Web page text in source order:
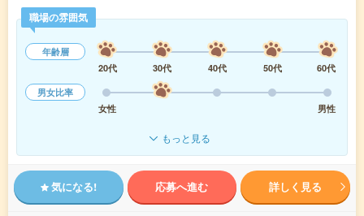
職場の雰囲気
年齢層
20代
30代 40代 50代
60代
男女比率
女性
男性
もっと見る
気になる! 応募へ進む 詳しく見る